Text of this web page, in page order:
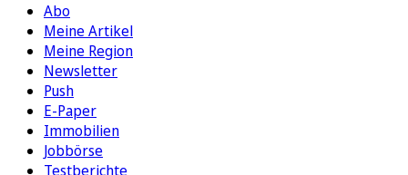
Abo
Meine Artikel
Meine Region
Newsletter
Push
E-Paper
Immobilien
Jobbörse
Testberichte